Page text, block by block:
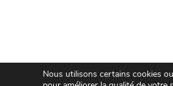
Nous utilisons certains cookies